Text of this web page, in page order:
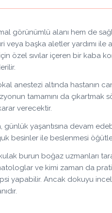
görünümlü alanı hem de
veya başka aletler yardımı ile
özel sıvılar içeren bir kaba
anestezi altında hastanın
tamamını da çıkartmak
verecektir.
günlük yaşantısına devam
besinler ile beslenmesi
burun boğaz uzmanları
ve kimi zaman da
yapabilir. Ancak dokuyu